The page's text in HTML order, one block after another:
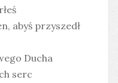
abyś przyszedł
Ducha
serc